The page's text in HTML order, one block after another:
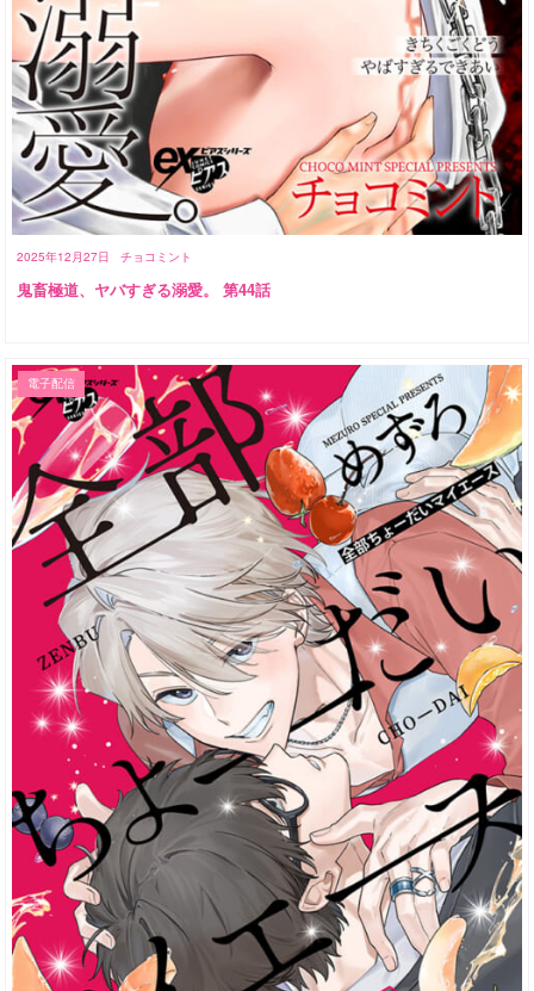
2025年12月27日 チョコミント
鬼畜極道、ヤバすぎる溺愛。 第44話
電子配信